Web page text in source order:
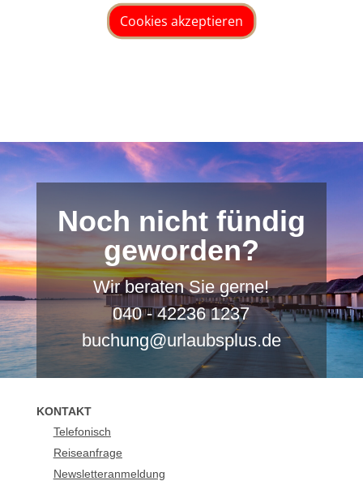
Cookies akzeptieren
Noch nicht fündig
geworden?
Wir beraten Sie gerne!
040 - 42236 1237
buchung@urlaubsplus.de
KONTAKT
Telefonisch
Reiseanfrage
Newsletteranmeldung